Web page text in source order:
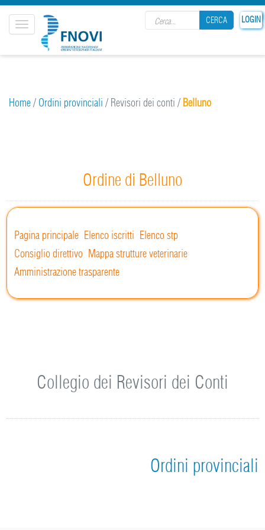
LOGIN
CERCA
Toggle
navigation
Home/ Ordini provinciali / Revisori dei conti / Belluno
Ordine di Belluno
Pagina principale Elenco iscritti Elenco stp
Consiglio direttivo Mappa strutture veterinarie
Amministrazione trasparente
Collegio dei Revisori dei Conti
Ordini provinciali